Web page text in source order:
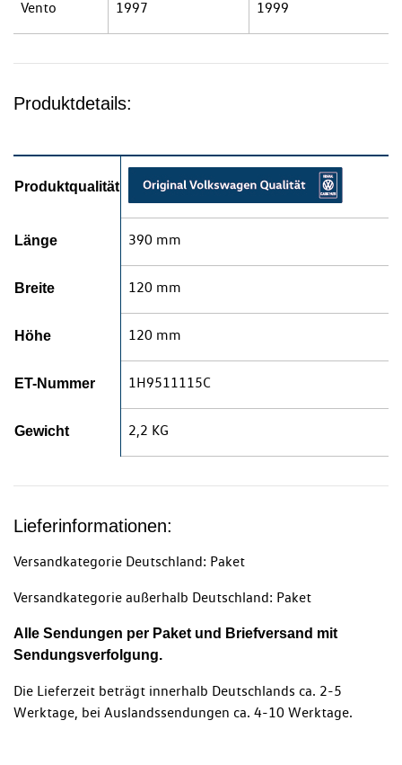
Vento 1997 1999
Produktdetails:
Produktqualität
Länge 390 mm
Breite 120 mm
Höhe 120 mm
ET-Nummer 1H9511115C
Gewicht 2,2 KG
Lieferinformationen:
Versandkategorie Deutschland: Paket
Versandkategorie außerhalb Deutschland: Paket
Alle Sendungen per Paket und Briefversand mit
Sendungsverfolgung.
Die Lieferzeit beträgt innerhalb Deutschlands ca. 2-5
Werktage, bei Auslandssendungen ca. 4-10 Werktage.